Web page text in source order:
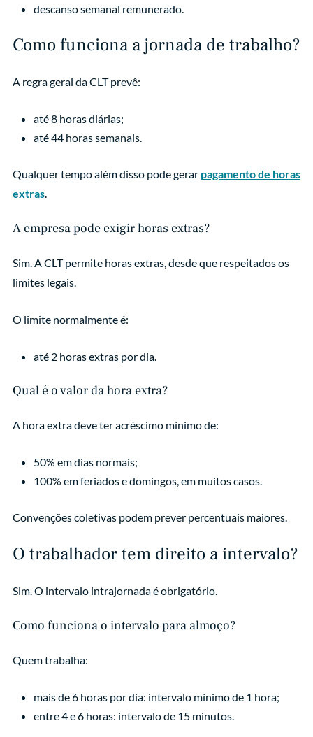
descanso semanal remunerado.
Como funciona a jornada de trabalho?
A regra geral da CLT prevê:
até 8 horas diárias;
até 44 horas semanais.
Qualquer tempo além disso pode gerar pagamento de horas
extras.
A empresa pode exigir horas extras?
Sim. A CLT permite horas extras, desde que respeitados os
limites legais.
O limite normalmente é:
até 2 horas extras por dia.
Qual é o valor da hora extra?
A hora extra deve ter acréscimo mínimo de:
50% em dias normais;
100% em feriados e domingos, em muitos casos.
Convenções coletivas podem prever percentuais maiores.
O trabalhador tem direito a intervalo?
Sim. O intervalo intrajornada é obrigatório.
Como funciona o intervalo para almoço?
Quem trabalha:
mais de 6 horas por dia: intervalo mínimo de 1 hora;
entre 4 e 6 horas: intervalo de 15 minutos.